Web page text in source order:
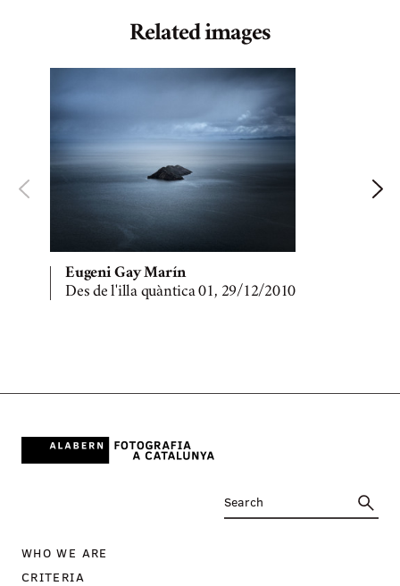
Related images
Eugeni Gay Marín
Des de l'illa quàntica 01, 29/12/2010
WHO WE ARE
CRITERIA